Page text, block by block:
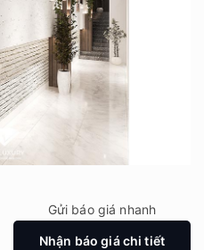
Gửi báo giá nhanh
Nhận báo giá chi tiết